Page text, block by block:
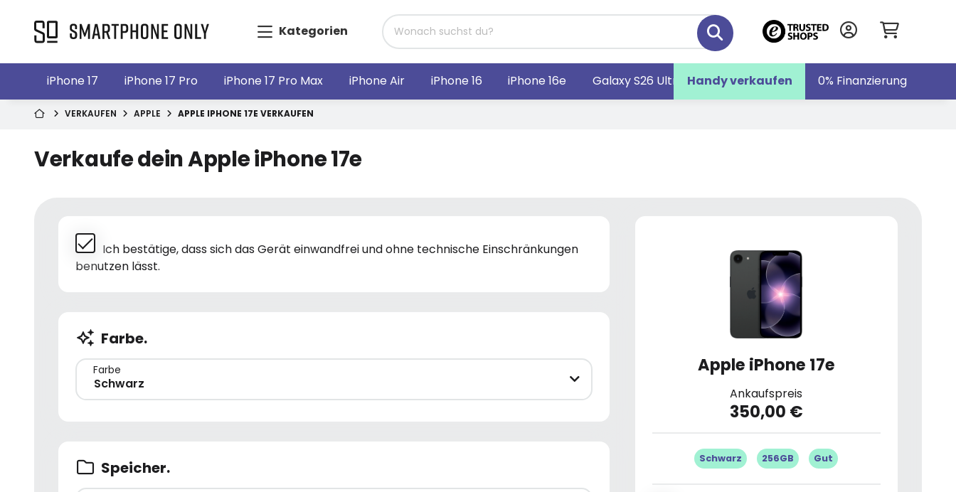
Kategorien
Handy verkaufen 0% Finanzierung
iPhone 17 iPhone 17 Pro iPhone 17 Pro Max iPhone Air iPhone 16 iPhone 16e Galaxy S26 Ultra Galaxy S26 Galaxy Z Fold7
VERKAUFEN APPLE APPLE IPHONE 17E VERKAUFEN
Verkaufe dein Apple iPhone 17e
Ich bestätige, dass sich das Gerät einwandfrei und ohne technische Einschränkungen
benutzen lässt.
Farbe.
Farbe
Schwarz
Speicher.
Apple iPhone 17e
Ankaufspreis
350,00 €
Schwarz 256GB Gut